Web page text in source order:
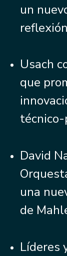
un
Usach
que
David
una
de
Líderes